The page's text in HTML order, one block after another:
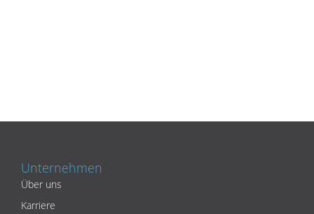
Unternehmen
Über uns
Karriere